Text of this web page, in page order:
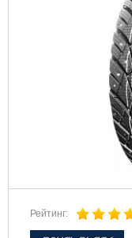
Рейтинг: